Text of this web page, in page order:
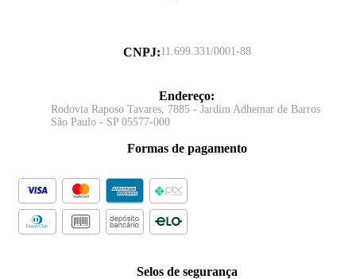
CNPJ:11.699.331/0001-88
Endereço:
Rodovia Raposo Tavares, 7885 - Jardim Adhemar de Barros
São Paulo - SP 05577-000
Formas de pagamento
Selos de segurança